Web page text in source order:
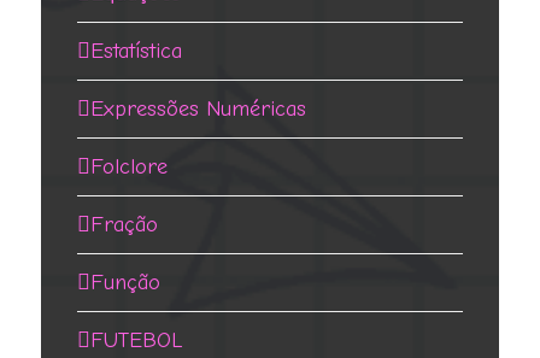
Estatística
Expressões Numéricas
Folclore
Fração
Função
FUTEBOL